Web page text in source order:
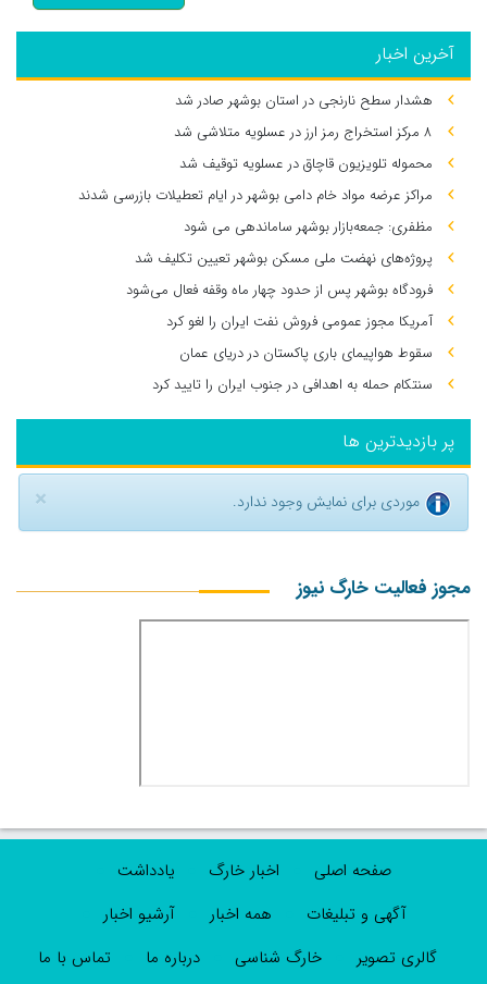
آخرین اخبار
هشدار سطح نارنجی در استان بوشهر صادر شد
۸ مرکز استخراج رمز ارز در عسلویه متلاشی شد
محموله تلویزیون قاچاق در عسلویه توقیف شد
مراکز عرضه مواد خام دامی بوشهر در ایام تعطیلات بازرسی شدند
مظفری: جمعه‌بازار بوشهر ساماندهی می‌ شود
پروژه‌های نهضت ملی مسکن بوشهر تعیین تکلیف شد
فرودگاه بوشهر پس از حدود چهار ماه وقفه فعال می‌شود
آمریکا مجوز عمومی فروش نفت ایران را لغو کرد
سقوط هواپیمای باری پاکستان در دریای عمان
سنتکام حمله به اهدافی در جنوب ایران را تایید کرد
پر بازدیدترین ها
× موردی برای نمایش وجود ندارد.
مجوز فعالیت خارگ نیوز
صفحه اصلی اخبار خارگ
یادداشت
آگهی و تبلیغات
همه اخبار
آرشیو اخبار
گالری تصویر
خارگ شناسی درباره ما تماس با ما